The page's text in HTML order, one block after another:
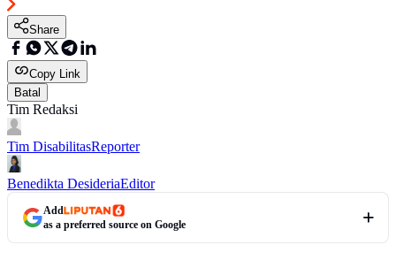
Share
Copy Link
Batal
Tim Redaksi
Tim DisabilitasReporter
Benedikta DesideriaEditor
Add
as a preferred source on Google